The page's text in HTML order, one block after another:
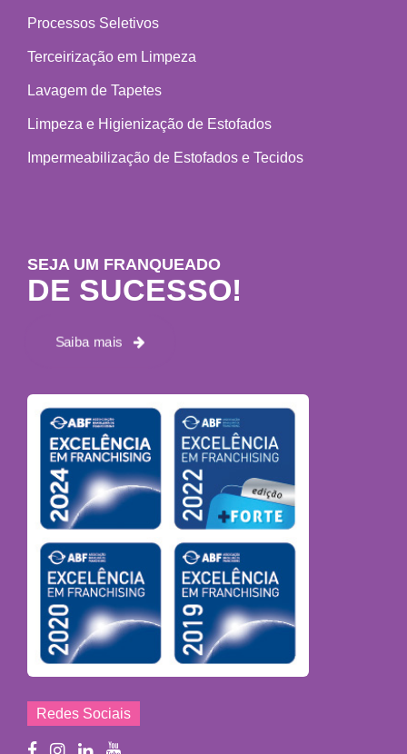
Processos Seletivos
Terceirização em Limpeza
Lavagem de Tapetes
Limpeza e Higienização de Estofados
Impermeabilização de Estofados e Tecidos
SEJA UM FRANQUEADO
DE SUCESSO!
Saiba mais
Redes Sociais